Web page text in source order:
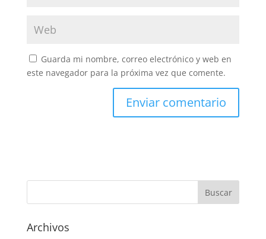
Guarda mi nombre, correo electrónico y web en
este navegador para la próxima vez que comente.
Archivos